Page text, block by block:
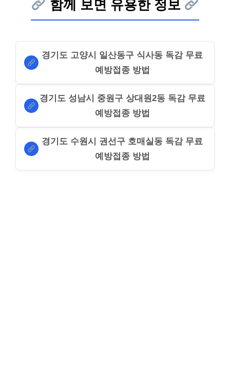
함께 보면 유용한 정보
경기도 고양시 일산동구 식사동 독감 무료
예방접종 방법
경기도 성남시 중원구 상대원2동 독감 무료
예방접종 방법
경기도 수원시 권선구 호매실동 독감 무료
예방접종 방법